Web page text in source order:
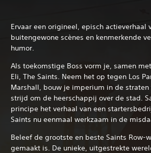
Ervaar een origineel, episch actieverhaal
buitengewone scènes en kenmerkende
humor.
Als toekomstige Boss vorm je, samen
Eli, The Saints. Neem het op tegen Los
Marshall, bouw je imperium in de straten
strijd om de heerschappij over de stad.
principe het verhaal van een
Saints nu eenmaal werkzaam in de
Beleef de grootste en beste Saints Row-
gemaakt is. De unieke, uitgestrekte